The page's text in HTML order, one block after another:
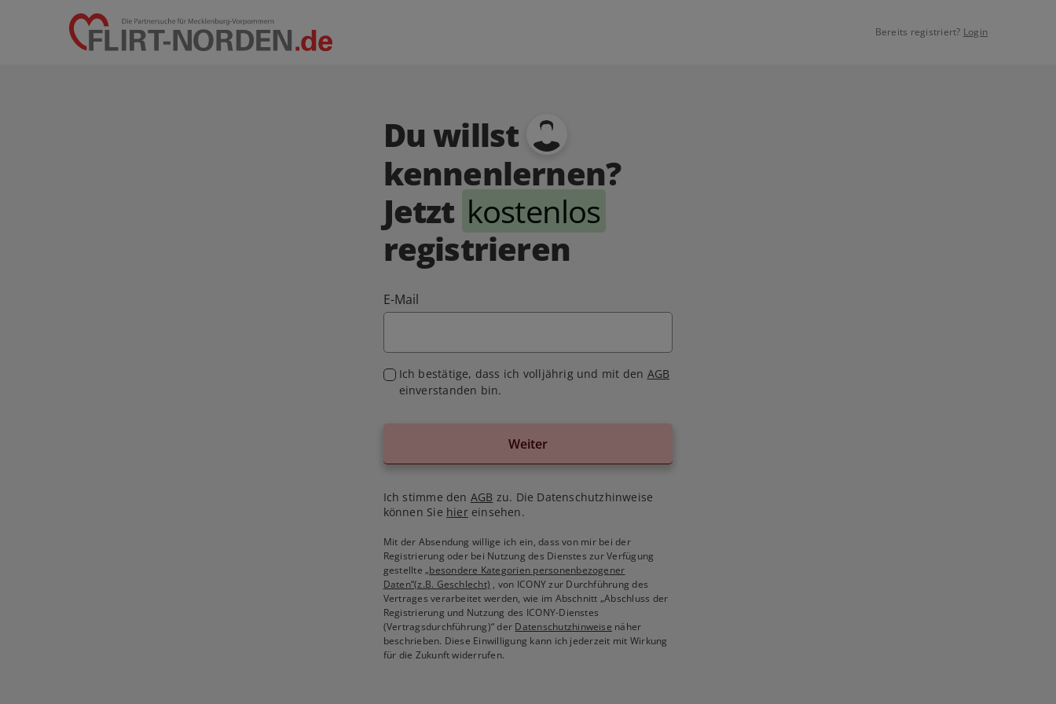
Bereits registriert? Login
Du willst
kennenlernen?
Jetzt kostenlos
registrieren
E-Mail
Ich bestätige, dass ich volljährig und mit den AGB
einverstanden bin.
Weiter
Ich stimme den AGB zu. Die Datenschutzhinweise
können Sie hiereinsehen.
Mit der Absendung willige ich ein, dass von mir bei der
Registrierung oder bei Nutzung des Dienstes zur Verfügung
gestellte„besondere Kategorien personenbezogener
Daten“(z.B. Geschlecht) , von ICONY zur Durchführung des
Vertrages verarbeitet werden, wie im Abschnitt „Abschluss der
Registrierung und Nutzung des ICONY-Dienstes
(Vertragsdurchführung)“ der Datenschutzhinweise näher
beschrieben. Diese Einwilligung kann ich jederzeit mit Wirkung
für die Zukunft widerrufen.